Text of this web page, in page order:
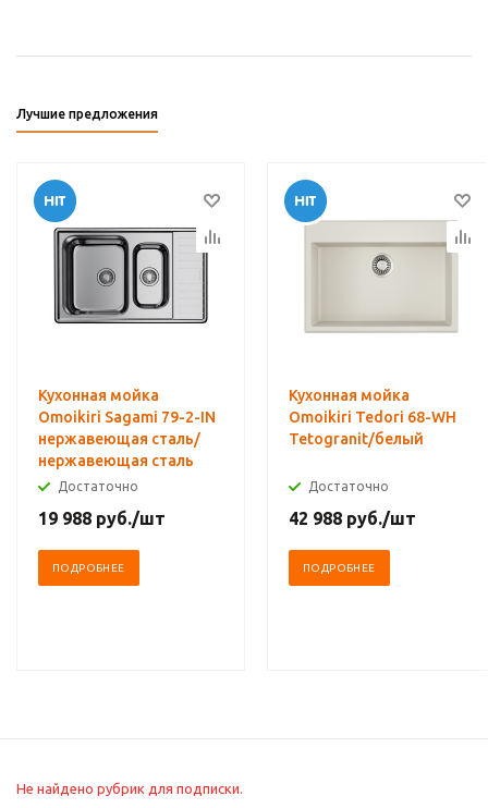
Лучшие предложения
Кухонная мойка
Omoikiri Sagami 79-2-IN
нержавеющая сталь/
нержавеющая сталь
Достаточно
19 988 руб./шт
ПОДРОБНЕЕ
Кухонная мойка
Omoikiri Tedori 68-WH
Tetogranit/белый
Достаточно
42 988 руб./шт
ПОДРОБНЕЕ
Не найдено рубрик для подписки.